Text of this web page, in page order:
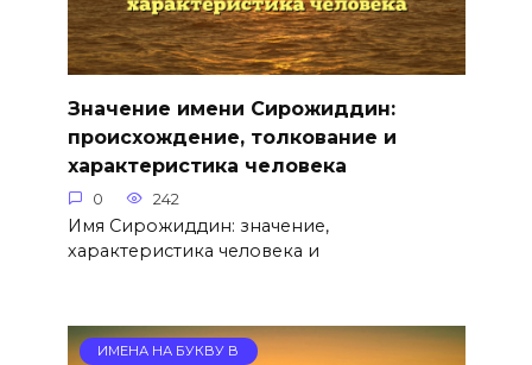
Значение имени Сирожиддин:
происхождение, толкование и
характеристика человека
0 242
Имя Сирожиддин: значение,
характеристика человека и
ИМЕНА НА БУКВУ В